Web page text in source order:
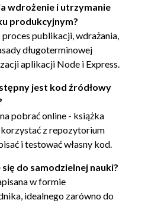
75
76
77
78
wdrożenie i utrzymanie
produkcyjnym?
publikacji, wdrażania,
długoterminowej
aplikacji Node i Express.
jest kod źródłowy
pobrać online - książka
z repozytorium
i testować własny kod.
się do samodzielnej nauki?
w formie
idealnego zarówno do